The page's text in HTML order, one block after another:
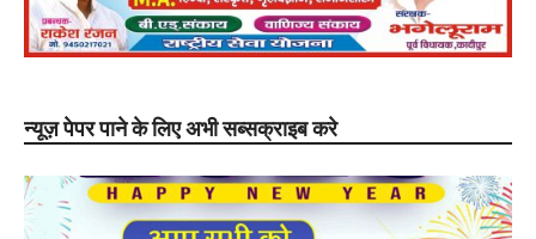
न्यूज़ पेपर पाने के लिए अभी सब्सक्राइब करे